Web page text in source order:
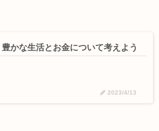
豊かな生活とお金について考えよう
2023/4/13